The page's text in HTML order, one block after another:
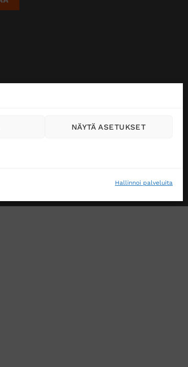
Hallinnoi palveluita
NÄYTÄ ASETUKSET